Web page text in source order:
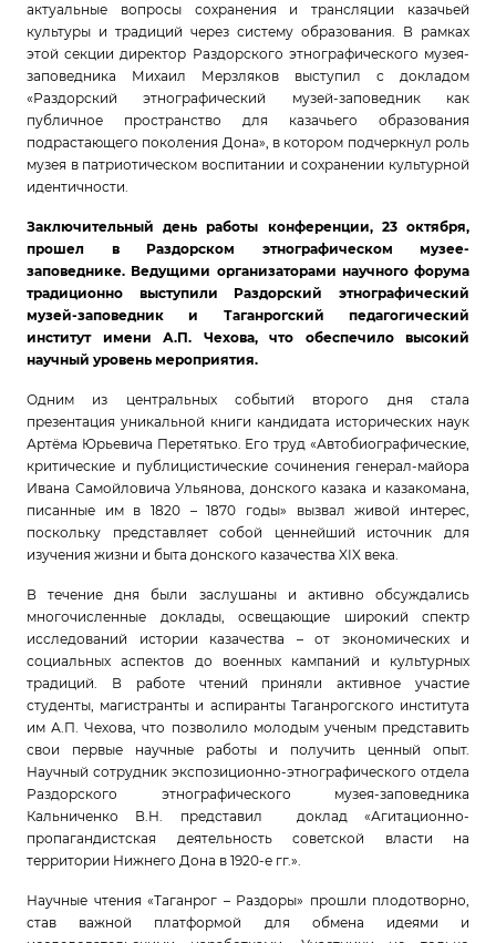
актуальные вопросы сохранения и трансляции казачьей
культуры и традиций через систему образования. В рамках
этой секции директор Раздорского этнографического музея-
заповедника Михаил Мерзляков выступил с докладом
«Раздорский этнографический музей-заповедник как
публичное пространство для казачьего образования
подрастающего поколения Дона», в котором подчеркнул роль
музея в патриотическом воспитании и сохранении культурной
идентичности.
Заключительный день работы конференции, 23 октября,
прошел в Раздорском этнографическом музее-
заповеднике. Ведущими организаторами научного форума
традиционно выступили Раздорский этнографический
музей-заповедник и Таганрогский педагогический
институт имени А.П. Чехова, что обеспечило высокий
научный уровень мероприятия.
Одним из центральных событий второго дня стала
презентация уникальной книги кандидата исторических наук
Артёма Юрьевича Перетятько. Его труд «Автобиографические,
критические и публицистические сочинения генерал-майора
Ивана Самойловича Ульянова, донского казака и казакомана,
писанные им в 1820 – 1870 годы» вызвал живой интерес,
поскольку представляет собой ценнейший источник для
изучения жизни и быта донского казачества XIX века.
В течение дня были заслушаны и активно обсуждались
многочисленные доклады, освещающие широкий спектр
исследований истории казачества – от экономических и
социальных аспектов до военных кампаний и культурных
традиций. В работе чтений приняли активное участие
студенты, магистранты и аспиранты Таганрогского института
им А.П. Чехова, что позволило молодым ученым представить
свои первые научные работы и получить ценный опыт.
Научный сотрудник экспозиционно-этнографического отдела
Раздорского этнографического музея-заповедника
Кальниченко В.Н. представил доклад «Агитационно-
пропагандистская деятельность советской власти на
территории Нижнего Дона в 1920-е гг.».
Научные чтения «Таганрог – Раздоры» прошли плодотворно,
став важной платформой для обмена идеями и